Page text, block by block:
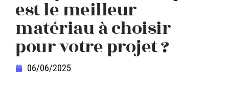
est le meilleur
matériau à choisir
pour votre projet ?
06/06/2025